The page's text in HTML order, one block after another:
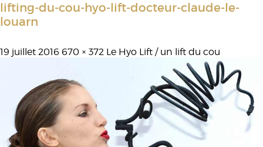
lifting-du-cou-hyo-lift-docteur-claude-le-
louarn
19 juillet 2016 670 × 372 Le Hyo Lift / un lift du cou